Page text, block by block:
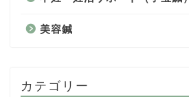
美容鍼
カテゴリー